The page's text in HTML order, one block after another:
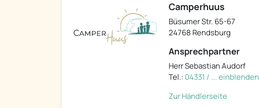
Camperhuus
Büsumer Str. 65-67
24768 Rendsburg
Ansprechpartner
Herr Sebastian Audorf
Tel.: 04331 / ... einblenden
Zur Händlerseite